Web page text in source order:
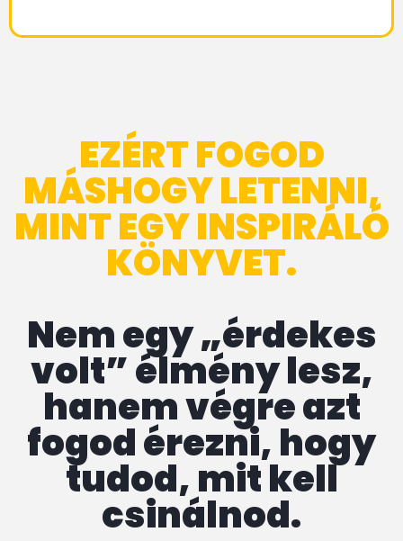
EZÉRT FOGOD
MÁSHOGY LETENNI,
MINT EGY INSPIRÁLÓ
KÖNYVET.
Nem egy „érdekes
volt” élmény lesz,
hanem végre azt
fogod érezni, hogy
tudod, mit kell
csinálnod.